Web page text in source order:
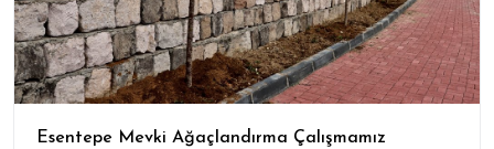
Esentepe Mevki Ağaçlandırma Çalışmamız